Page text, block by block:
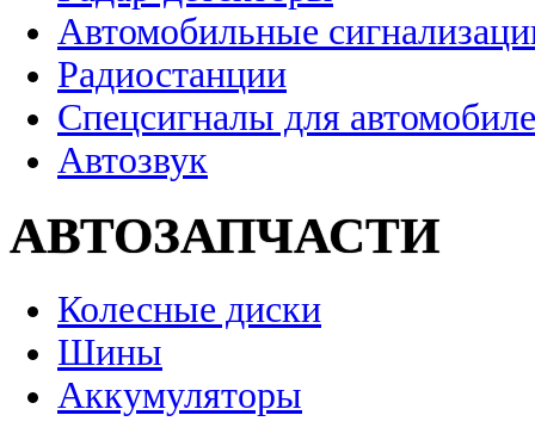
Автомобильные
Радиостанции
Спецсигналы для
Автозвук
АВТОЗАПЧАСТИ
Колесные диски
Шины
Аккумуляторы